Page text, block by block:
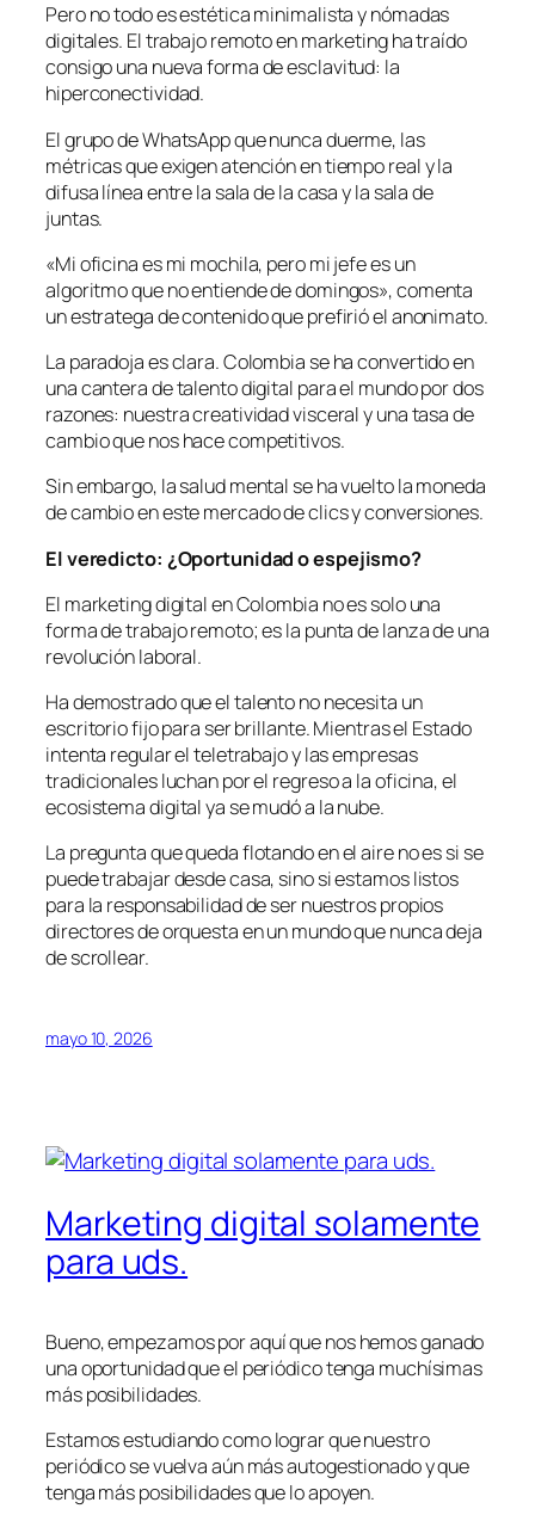
Pero no todo es estética minimalista y nómadas
digitales. El trabajo remoto en marketing ha traído
consigo una nueva forma de esclavitud: la
hiperconectividad.
El grupo de WhatsApp que nunca duerme, las
métricas que exigen atención en tiempo real y la
difusa línea entre la sala de la casa y la sala de
juntas.
«Mi oficina es mi mochila, pero mi jefe es un
algoritmo que no entiende de domingos», comenta
un estratega de contenido que prefirió el anonimato.
La paradoja es clara. Colombia se ha convertido en
una cantera de talento digital para el mundo por dos
razones: nuestra creatividad visceral y una tasa de
cambio que nos hace competitivos.
Sin embargo, la salud mental se ha vuelto la moneda
de cambio en este mercado de clics y conversiones.
El veredicto: ¿Oportunidad o espejismo?
El marketing digital en Colombia no es solo una
forma de trabajo remoto; es la punta de lanza de una
revolución laboral.
Ha demostrado que el talento no necesita un
escritorio fijo para ser brillante. Mientras el Estado
intenta regular el teletrabajo y las empresas
tradicionales luchan por el regreso a la oficina, el
ecosistema digital ya se mudó a la nube.
La pregunta que queda flotando en el aire no es si se
puede trabajar desde casa, sino si estamos listos
para la responsabilidad de ser nuestros propios
directores de orquesta en un mundo que nunca deja
de scrollear.
mayo 10, 2026
Marketing digital solamente
para uds.
Bueno, empezamos por aquí que nos hemos ganado
una oportunidad que el periódico tenga muchísimas
más posibilidades.
Estamos estudiando como lograr que nuestro
periódico se vuelva aún más autogestionado y que
tenga más posibilidades que lo apoyen.